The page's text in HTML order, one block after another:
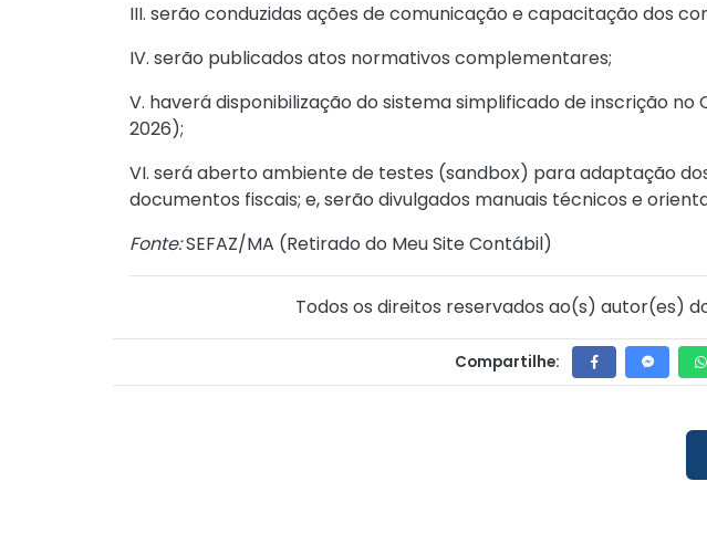
III. serão conduzidas ações de comunicação e capacitação dos
IV. serão publicados atos normativos complementares;
V. haverá disponibilização do sistema simplificado de inscrição no
2026);
VI. será aberto ambiente de testes (sandbox) para adaptação
documentos fiscais; e, serão divulgados manuais técnicos e
Fonte:SEFAZ/MA (Retirado do Meu Site Contábil)
Todos os direitos reservados ao(s) autor(es)
Compartilhe: